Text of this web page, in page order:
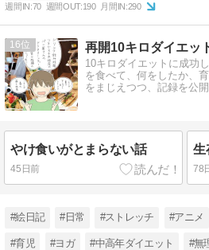
週間IN:70 週間OUT:190 月間IN:290
16
10キロダイエットに成功
を食べて、何をしたか、
をまじえつつ、記録を公開
やけ食いがとまらない話
45日前
生
78
#絵日記 #日常 #ストレッチ #アニメ
#育児 #ヨガ #中高年ダイエット #無